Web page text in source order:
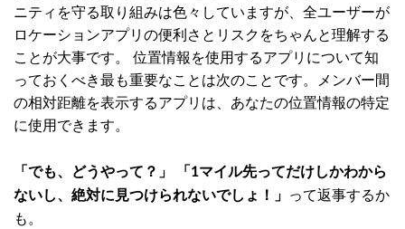
ニティを守る取り組みは色々していますが、全ユーザーが
ロケーションアプリの便利さとリスクをちゃんと理解する
ことが大事です。 位置情報を使用するアプリについて知
っておくべき最も重要なことは次のことです。メンバー間
の相対距離を表示するアプリは、あなたの位置情報の特定
に使用できます。
「でも、どうやって？」 「1マイル先ってだけしかわから
ないし、絶対に見つけられないでしょ！」
って返事するか
も。